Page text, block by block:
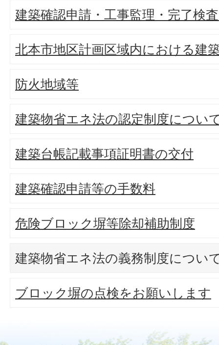
建築確認申請・工事監理・完了検
北本市地区計画区域内における建
防火地域等
建築物省エネ法の認定制度につい
建築台帳記載事項証明書の交付
建築確認申請等の手数料
危険ブロック塀等除却補助制度
建築物省エネ法の義務制度につい
ブロック塀の点検をお願いします